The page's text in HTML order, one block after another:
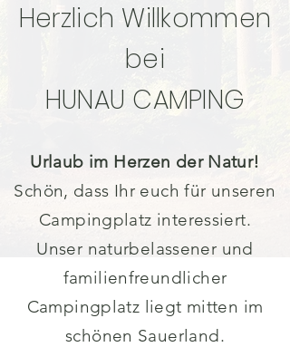
Herzlich Willkommen
bei
HUNAU CAMPING
Urlaub im Herzen der Natur!
Schön, dass Ihr euch für unseren
Campingplatz interessiert.
Unser naturbelassener und
familienfreundlicher
Campingplatz liegt mitten im
schönen Sauerland.